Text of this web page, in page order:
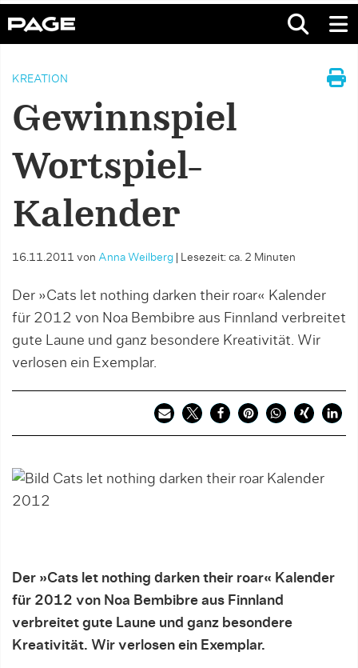
KREATION
Gewinnspiel
Wortspiel-
Kalender
16.11.2011 von Anna Weilberg Lesezeit: ca. 2 Minuten
Der »Cats let nothing darken their roar« Kalender
für 2012 von Noa Bembibre aus Finnland verbreitet
gute Laune und ganz besondere Kreativität. Wir
verlosen ein Exemplar.
Der »Cats let nothing darken their roar« Kalender
für 2012 von Noa Bembibre aus Finnland
verbreitet gute Laune und ganz besondere
Kreativität. Wir verlosen ein Exemplar.